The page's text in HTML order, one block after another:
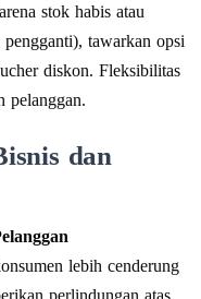
stok habis atau
tawarkan opsi
diskon. Fleksibilitas
pelanggan.
dan
lebih cenderung
perlindungan atas